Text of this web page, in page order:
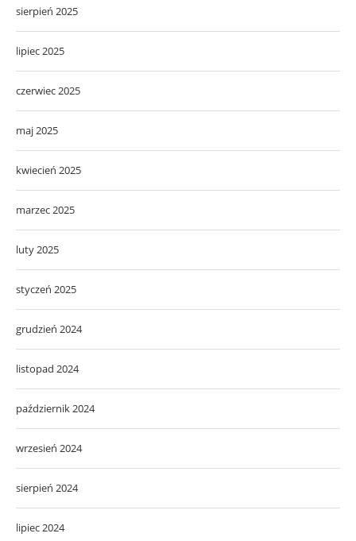
sierpień 2025
lipiec 2025
czerwiec 2025
maj 2025
kwiecień 2025
marzec 2025
luty 2025
styczeń 2025
grudzień 2024
listopad 2024
październik 2024
wrzesień 2024
sierpień 2024
lipiec 2024